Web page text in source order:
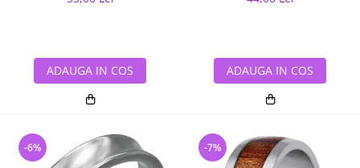
ADAUGA IN COS ADAUGA IN COS
-6% -7%